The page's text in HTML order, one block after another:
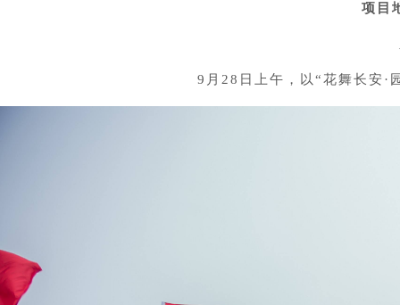
项目
9月28日上午，以“花舞长安·